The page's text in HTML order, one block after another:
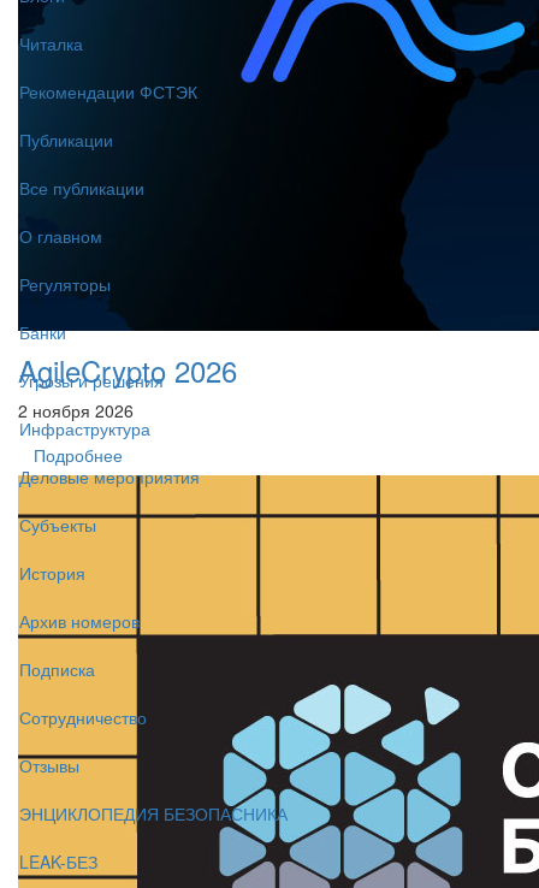
Читалка
Рекомендации ФСТЭК
Публикации
Все публикации
О главном
Регуляторы
Банки
Угрозы и решения
Инфраструктура
Деловые мероприятия
Субъекты
История
Архив номеров
Подписка
Сотрудничество
Отзывы
ЭНЦИКЛОПЕДИЯ БЕЗОПАСНИКА
LEAK-БЕЗ
AgileCrypto 2026
2 ноября 2026
Подробнее